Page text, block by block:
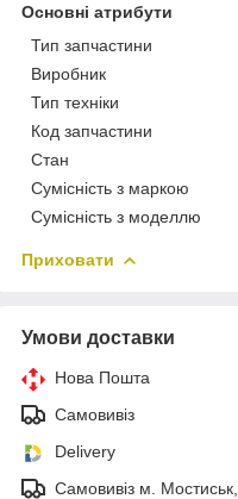
Основні атрибути
Тип запчастини
Виробник
Тип техніки
Код запчастини
Стан
Сумісність з маркою
Сумісність з моделлю
Приховати
Умови доставки
Нова Пошта
Самовивіз
Delivery
Самовивіз м.